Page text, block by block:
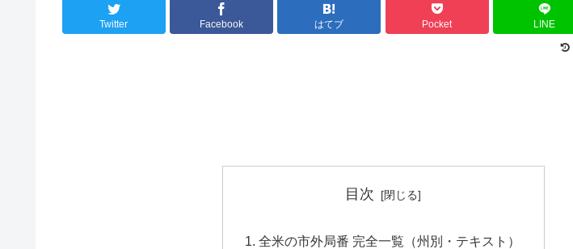
Twitter Facebook はてブ Pocket LINE
目次
全米の市外局番 完全一覧（州別・テキスト）